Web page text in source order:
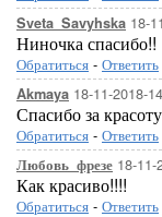
Sveta_Savyhska 18-
Ниночка спасибо!!
Обратиться - Ответить
Akmaya 18-11-2018-
Спасибо за
Обратиться - Ответить
Любовь_фрезе 18-11-
Как красиво!!!!
Обратиться - Ответить